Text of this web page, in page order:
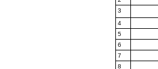
3
4
5
6
7
8